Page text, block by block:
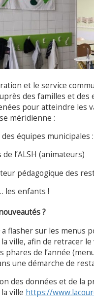
et le service
des familles et des
pour atteindre les
méridienne :
des équipes
l’ALSH (animateurs)
pédagogique des
les enfants !
?
a flasher sur les menus
ville, afin de retracer
phares de l’année
une démarche de
des données et de la
ville https://